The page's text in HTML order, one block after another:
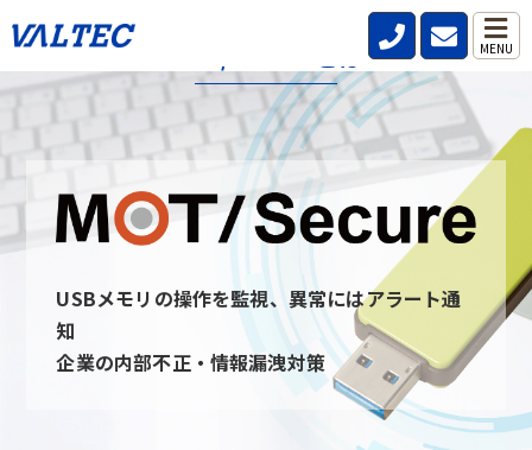
MENU
USBメモリの操作を監視、異常にはアラート通
知
企業の内部不正・情報漏洩対策
MOT/secureとは、社内・社外問わず従業員が利用するPCのUSB
デバイスを監視し、いつ・誰が・どんな情報を持ち出したのか記
録と通知を行うことができるサービスです。
USBデバイスを監視することを周知させることで情報の持ち出し
を牽制し、防止できます。 また、MOT/secureと通信ができない
MOT/Secureへのお問い合わせ